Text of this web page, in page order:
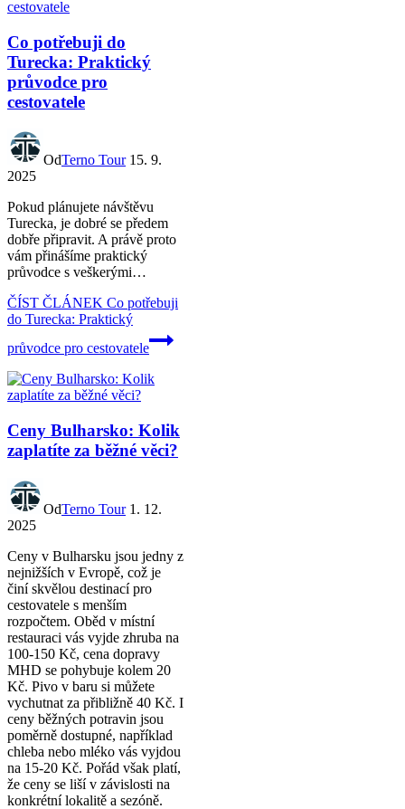
Co potřebuji do
Turecka: Praktický
průvodce pro
cestovatele
OdTerno Tour 15. 9.
2025
Pokud plánujete návštěvu
Turecka, je dobré se předem
dobře připravit. A právě proto
vám přinášíme praktický
průvodce s veškerými…
ČÍST ČLÁNEK Co potřebuji
do Turecka: Praktický
průvodce pro cestovatele
Ceny Bulharsko: Kolik
zaplatíte za běžné věci?
OdTerno Tour 1. 12.
2025
Ceny v Bulharsku jsou jedny z
nejnižších v Evropě, což je
činí skvělou destinací pro
cestovatele s menším
rozpočtem. Oběd v místní
restauraci vás vyjde zhruba na
100-150 Kč, cena dopravy
MHD se pohybuje kolem 20
Kč. Pivo v baru si můžete
vychutnat za přibližně 40 Kč. I
ceny běžných potravin jsou
poměrně dostupné, například
chleba nebo mléko vás vyjdou
na 15-20 Kč. Pořád však platí,
že ceny se liší v závislosti na
konkrétní lokalitě a sezóně.